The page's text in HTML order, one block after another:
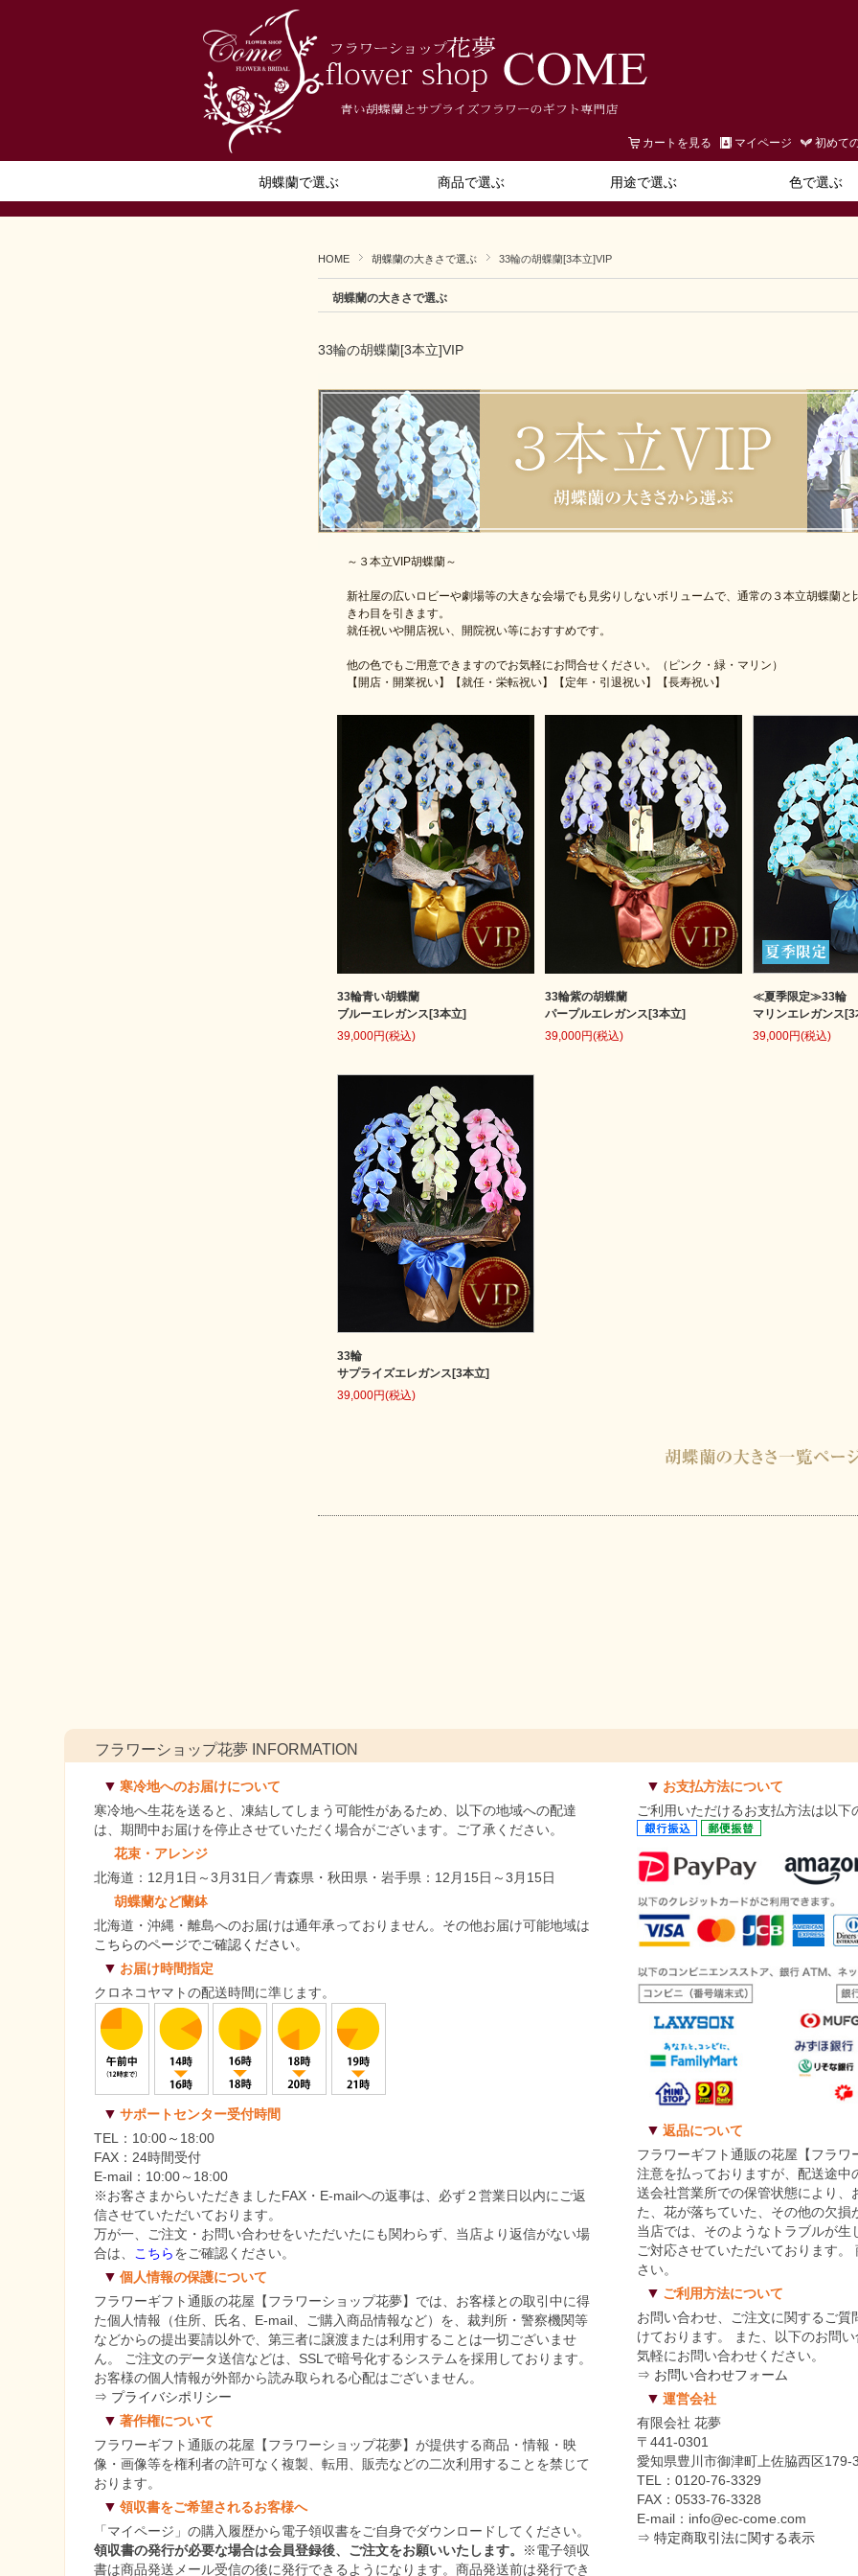
カートを見る マイページ 初めて
胡蝶蘭で選ぶ 商品で選ぶ 用途で選ぶ 色で選ぶ
HOME 胡蝶蘭の大きさで選ぶ 33輪の胡蝶蘭[3本立]VIP
胡蝶蘭の大きさで選ぶ
33輪の胡蝶蘭[3本立]VIP
～３本立VIP胡蝶蘭～
新社屋の広いロビーや劇場等の大きな会場でも見劣りしないボリュームで、通常の３本立胡蝶蘭と
きわ目を引きます。
就任祝いや開店祝い、開院祝い等におすすめです。
他の色でもご用意できますのでお気軽にお問合せください。（ピンク・緑・マリン）
【開店・開業祝い】【就任・栄転祝い】【定年・引退祝い】【長寿祝い】
33輪青い胡蝶蘭
ブルーエレガンス[3本立]
39,000円(税込)
33輪紫の胡蝶蘭
パープルエレガンス[3本立]
39,000円(税込)
≪夏季限定≫33輪
マリンエレガンス
39,000円(税込)
33輪
サプライズエレガンス[3本立]
39,000円(税込)
フラワーショップ花夢 INFORMATION
▼ 寒冷地へのお届けについて
寒冷地へ生花を送ると、凍結してしまう可能性があるため、以下の地域への配達
は、期間中お届けを停止させていただく場合がございます。ご了承ください。
花束・アレンジ
北海道：12月1日～3月31日／青森県・秋田県・岩手県：12月15日～3月15日
胡蝶蘭など蘭鉢
北海道・沖縄・離島へのお届けは通年承っておりません。その他お届け可能地域は
こちらのページでご確認ください。
▼ お届け時間指定
クロネコヤマトの配送時間に準じます。
▼ サポートセンター受付時間
TEL：10:00～18:00
FAX：24時間受付
E-mail：10:00～18:00
※お客さまからいただきましたFAX・E-mailへの返事は、必ず２営業日以内にご返
信させていただいております。
万が一、ご注文・お問い合わせをいただいたにも関わらず、当店より返信がない場
合は、
こちらをご確認ください。
▼ 個人情報の保護について
フラワーギフト通販の花屋【フラワーショップ花夢】では、お客様との取引中に得
た個人情報（住所、氏名、E-mail、ご購入商品情報など）を、裁判所・警察機関等
などからの提出要請以外で、第三者に譲渡または利用することは一切ございませ
ん。 ご注文のデータ送信などは、SSLで暗号化するシステムを採用しております。
お客様の個人情報が外部から読み取られる心配はございません。
⇒ プライバシポリシー
▼ 著作権について
フラワーギフト通販の花屋【フラワーショップ花夢】が提供する商品・情報・映
像・画像等を権利者の許可なく複製、転用、販売などの二次利用することを禁じて
おります。
▼ 領収書をご希望されるお客様へ
「マイページ」の購入履歴から電子領収書をご自身でダウンロードしてください。
領収書の発行が必要な場合は会員登録後、ご注文をお願いいたします。
※電子領収
書は商品発送メール受信の後に発行できるようになります。商品発送前は発行でき
▼ お支払方法について
ご利用いただけるお支払方法は以下
▼ 返品について
フラワーギフト通販の花屋【フラ
注意を払っておりますが、配送途
送会社営業所での保管状態により
た、花が落ちていた、その他の欠
当店では、そのようなトラブルが
ご対応させていただいております
さい。
▼ ご利用方法について
お問い合わせ、ご注文に関するご
けております。 また、以下のお問
気軽にお問い合わせください。
⇒ お問い合わせフォーム
▼ 運営会社
有限会社 花夢
〒441-0301
愛知県豊川市御津町上佐脇西区179-
TEL：0120-76-3329
FAX：0533-76-3328
E-mail：info@ec-come.com
⇒ 特定商取引法に関する表示